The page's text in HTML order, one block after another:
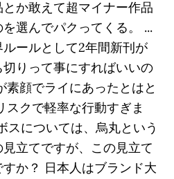
か敢えて超マイナー作品
選んでパクってくる。 ...
ールとして2年間新刊が
りって事にすればいいの
素顔でライにあったとはと
スクで軽率な行動すぎま
スについては、烏丸という
立てですが、この見立て
か？ 日本人はブランド大